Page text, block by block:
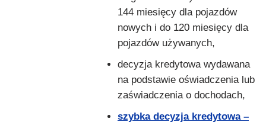
144 miesięcy dla pojazdów
nowych i do 120 miesięcy dla
pojazdów używanych,
decyzja kredytowa wydawana
na podstawie oświadczenia lub
zaświadczenia o dochodach,
szybka decyzja kredytowa –